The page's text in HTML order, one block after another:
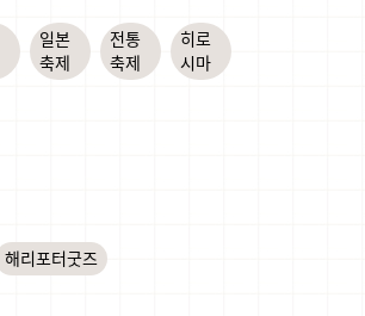
일본
축제
전통
축제
히로
시마
해리포터굿즈